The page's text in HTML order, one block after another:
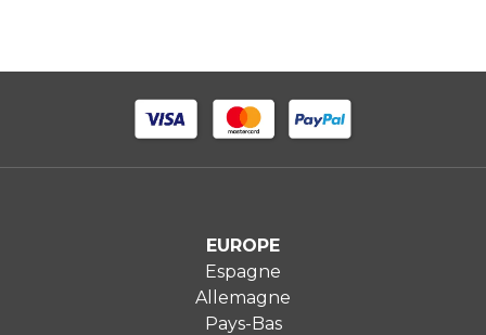
EUROPE
Espagne
Allemagne
Pays-Bas